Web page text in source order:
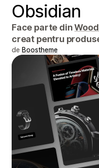
Obsidian
Face parte din
creat pentru
de Boostheme